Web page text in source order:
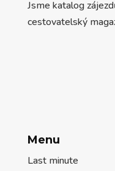
Jsme katalog
cestovatelský
Menu
Last minute